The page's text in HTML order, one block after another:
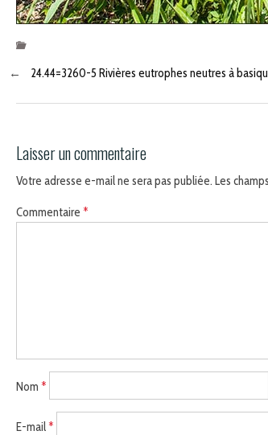
← 24.44=3260-5 Rivières eutrophes neutres à
Laisser un commentaire
Votre adresse e-mail ne sera pas publiée. Les
Commentaire *
Nom *
E-mail*